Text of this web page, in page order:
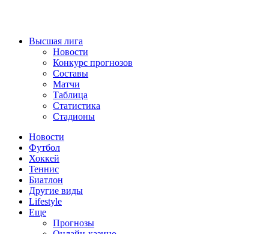
Высшая лига
Новости
Конкурс прогнозов
Составы
Матчи
Таблица
Статистика
Стадионы
Новости
Футбол
Хоккей
Теннис
Биатлон
Другие виды
Lifestyle
Еще
Прогнозы